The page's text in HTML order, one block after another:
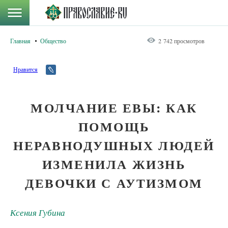
Главная Общество 2 742 просмотров
Нравится
МОЛЧАНИЕ ЕВЫ: КАК
ПОМОЩЬ
НЕРАВНОДУШНЫХ ЛЮДЕЙ
ИЗМЕНИЛА ЖИЗНЬ
ДЕВОЧКИ С АУТИЗМОМ
Ксения Губина